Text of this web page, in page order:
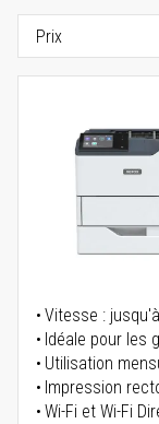
Vitesse :
Idéale pour les
Utilisation
Impression
Wi-Fi et Wi-Fi